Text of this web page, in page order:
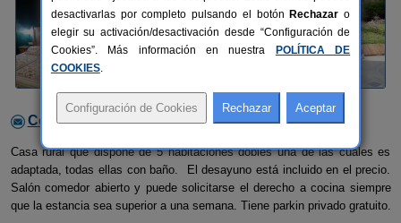
Contactar con el alojamiento
Casa rural que dispone de 5 habitaciones dobles una de las cuales es
adaptada, todas ellas con baño. El desayuno está incluido en el precio.
Salón comedor abierto y puede solicitarse el derecho a cocina siempre
que la estancia sea superior a una semana. Tiene parkin privado gratuito.
desactivarlas por completo pulsando el botón Rechazar o
elegir su activación/desactivación desde “Configuración de
Cookies”. Más información en nuestra
POLÍTICA DE
COOKIES.